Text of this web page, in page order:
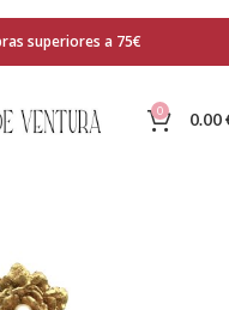
superiores a 75€
0 0.00